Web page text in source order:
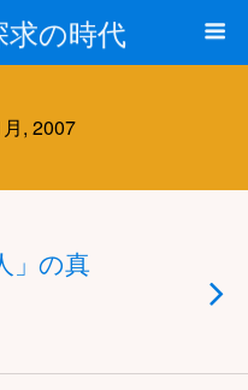
の時代
, 2007
」の真